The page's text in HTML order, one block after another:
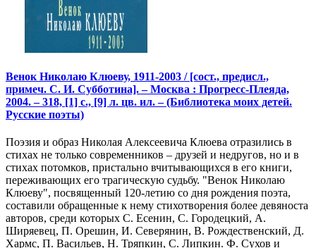
Венок Николаю Клюеву, 1911-2003 / [сост., предисл.,
примеч. С. И. Субботина]. – Москва : Прогресс-Плеяда,
2004. – 318, [1] с., [9] л. цв. ил. – (Библиотека моих детей.
Русские поэты)
Поэзия и образ Николая Алексеевича Клюева отразились в
стихах не только современников – друзей и недругов, но и в
стихах потомков, пристально вчитывающихся в его книги,
переживающих его трагическую судьбу. "Венок Николаю
Клюеву", посвященный 120-летию со дня рождения поэта,
составили обращенные к нему стихотворения более девяноста
авторов, среди которых С. Есенин, С. Городецкий, А.
Ширяевец, П. Орешин, И. Северянин, В. Рождественский, Д.
Хармс, П. Васильев, Н. Тряпкин, С. Липкин. Ф. Сухов и